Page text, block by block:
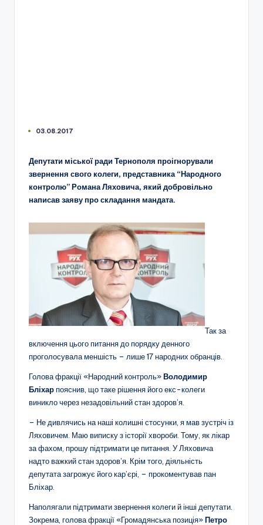
03.08.2017
Депутати міської ради Тернополя проігнорували
звернення свого колеги, представника “Народного
контролю” Романа Ляховича, який добровільно
написав заяву про складання мандата.
Так за
включення цього питання до порядку денного
проголосувала меншість – лише 17 народних обранців.
Голова фракції «Народний контроль»Володимир
Бліхарпояснив, що таке рішення його екс-колеги
виникло через незадовільний стан здоров’я.
– Не дивлячись на наші колишні стосунки, я мав зустріч із
Ляховичем. Маю виписку з історії хвороби. Тому, як лікар
за фахом, прошу підтримати це питання. У Ляховича
надто важкий стан здоров’я. Крім того, діяльність
депутата загрожує його кар’єрі, – прокоментував пан
Бліхар.
Наполягали підтримати звернення колеги й інші депутати.
Зокрема, голова фракції «Громадянська позиція»Петро